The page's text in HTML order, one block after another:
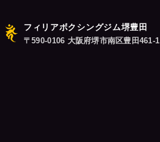
フィリアボクシングジム堺豊田
〒590-0106 大阪府堺市南区豊田461-1